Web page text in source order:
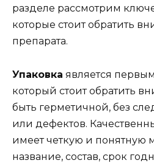
разделе рассмотрим
которые стоит обратить
препарата.
Упаковка является
который стоит обратить
быть герметичной, без
или дефектов.
имеет четкую и понятную
название, состав, срок